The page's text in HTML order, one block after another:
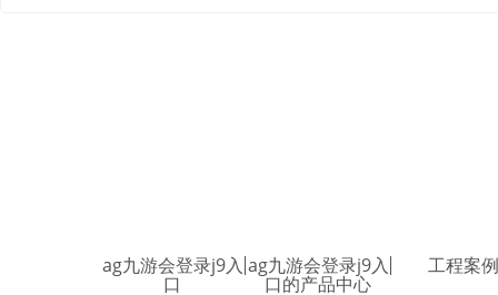
ag九游会登录j9入
口
ag九游会登录j9入
口的产品中心
工程案例